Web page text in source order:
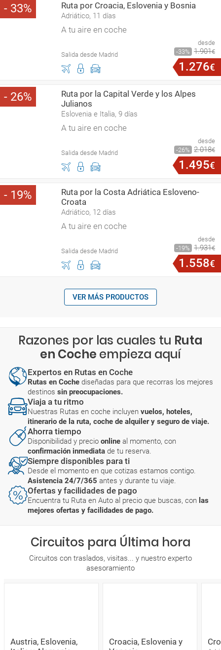
33 Ruta por Croacia, Eslovenia y Bosnia
Adriático, 11 días
A tu aire en coche
Salida desde Madrid
desde
33
1.901€
1 .276€
26
Ruta por la Capital Verde y los Alpes
Julianos
Eslovenia e Italia, 9 días
A tu aire en coche
Salida desde Madrid
desde
26
2.018€
1 .495€
19
Ruta por la Costa Adriática Esloveno-
Croata
Adriático, 12 días
A tu aire en coche
Salida desde Madrid
desde
19
1.931€
1 .558€
VER MÁS PRODUCTOS
Razones por las cuales tu Ruta
en Coche empieza aquí
Expertos en Rutas en Coche
Rutas en Coche diseñadas para que recorras los mejores
destinos sin preocupaciones.
Viaja a tu ritmo
Nuestras Rutas en coche incluyen vuelos, hoteles,
itinerario de la ruta, coche de alquiler y seguro de viaje.
Ahorra tiempo
Disponibilidad y precio online al momento, con
confirmación inmediata de tu reserva.
Siempre disponibles para ti
Desde el momento en que cotizas estamos contigo.
Asistencia 24/7/365 antes y durante tu viaje.
Ofertas y facilidades de pago
Encuentra tu Ruta en Auto al precio que buscas, con las
mejores ofertas y facilidades de pago.
Circuitos para Última hora
Circuitos con traslados, visitas... y nuestro experto
asesoramiento
Austria, Eslovenia,
Croacia, Eslovenia y